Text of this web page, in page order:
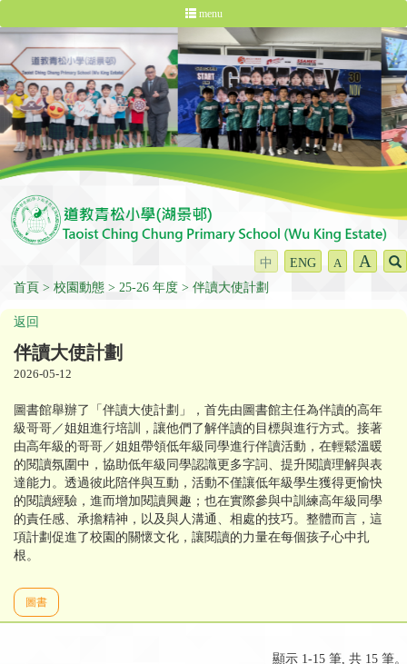
menu
中 ENG A A
首頁 校園動態 25-26 年度 伴讀大使計劃
返回
伴讀大使計劃
2026-05-12
圖書館舉辦了「伴讀大使計劃」，首先由圖書館主任為伴讀的高年
級哥哥／姐姐進行培訓，讓他們了解伴讀的目標與進行方式。接著
由高年級的哥哥／姐姐帶領低年級同學進行伴讀活動，在輕鬆溫暖
的閱讀氛圍中，協助低年級同學認識更多字詞、提升閱讀理解與表
達能力。透過彼此陪伴與互動，活動不僅讓低年級學生獲得更愉快
的閱讀經驗，進而增加閱讀興趣；也在實際參與中訓練高年級同學
的責任感、承擔精神，以及與人溝通、相處的技巧。整體而言，這
項計劃促進了校園的關懷文化，讓閱讀的力量在每個孩子心中扎
根。
圖書
顯示 1-15 筆, 共 15 筆。